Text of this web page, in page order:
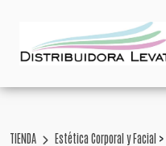
TIENDA Estética Corporal y Facial >